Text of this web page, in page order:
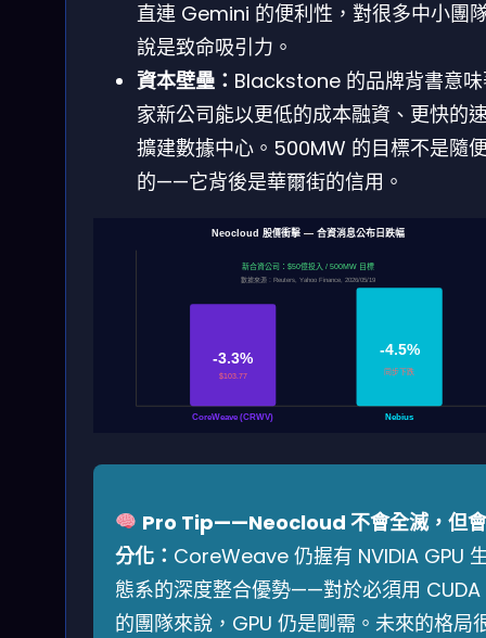
直連 Gemini 的便利性，對很多中小團
說是致命吸引力。
資本壁壘： Blackstone 的品牌背書意
家新公司能以更低的成本融資、更快的
擴建數據中心。500MW 的目標不是隨
的——它背後是華爾街的信用。
Neocloud 股價衝擊 — 合資消息公布日跌幅
CoreWeave (CRWV) Nebius
-3.3%
$103.77
-4.5%
同步下跌
新合資公司：$50億投入 / 500MW 目標
數據來源：Reuters, Yahoo Finance, 2026/05/19
Pro Tip——Neocloud 不會全滅，但會
分化： CoreWeave 仍握有 NVIDIA GPU
態系的深度整合優勢——對於必須用 CUDA
的團隊來說，GPU 仍是剛需。未來的格局